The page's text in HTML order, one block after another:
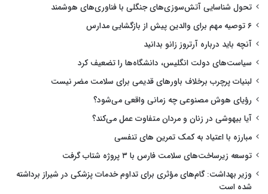
تحول شناسایی آتش‌سوزی‌های جنگلی با فناوری‌های هوشمند
۶ توصیه مهم برای والدین پیش از بازگشایی مدارس
آنچه باید درباره آرتروز زانو بدانید
سیاست‌های دولت انگلیس، دانشگاه‌ها را تضعیف کرد
لبنیات پرچرب برخلاف باورهای قدیمی برای سلامت مضر نیست
رؤیای هوش مصنوعی چه زمانی واقعی می‌شود؟
آیا بیهوشی در زنان و مردان متفاوت عمل می‌کند؟
مبارزه با اعتیاد به کمک تمرین های تنفسی
توسعه زیرساخت‌های سلامت فارس با ۳ پروژه شتاب گرفت
وزیر بهداشت: گام‌های مؤثری برای تداوم خدمات پزشکی در شیراز برداشته
شده است